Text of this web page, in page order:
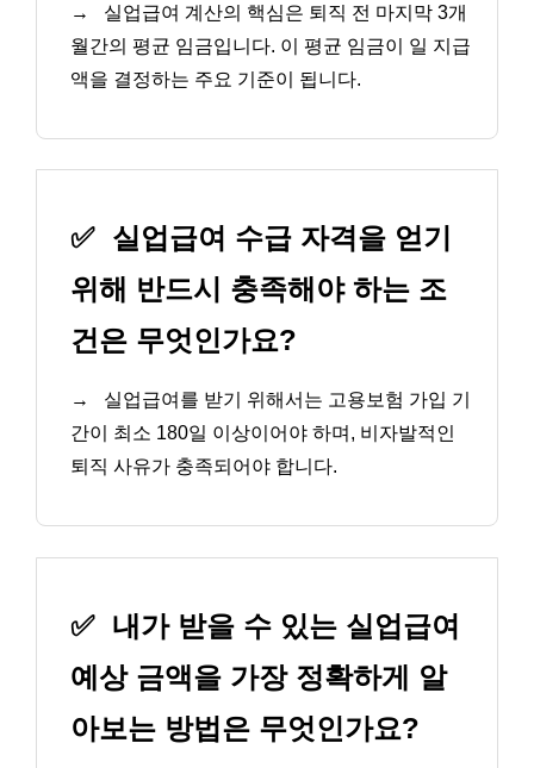
→
실업급여 계산의 핵심은 퇴직 전 마지막 3개
월간의 평균 임금입니다. 이 평균 임금이 일 지급
액을 결정하는 주요 기준이 됩니다.
✅ 실업급여 수급 자격을 얻기
위해 반드시 충족해야 하는 조
건은 무엇인가요?
→
실업급여를 받기 위해서는 고용보험 가입 기
간이 최소 180일 이상이어야 하며, 비자발적인
퇴직 사유가 충족되어야 합니다.
✅ 내가 받을 수 있는 실업급여
예상 금액을 가장 정확하게 알
아보는 방법은 무엇인가요?